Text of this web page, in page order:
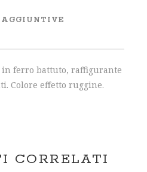
in ferro battuto, raffigurante
Colore effetto ruggine.
CORRELATI